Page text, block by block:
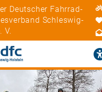
Deutscher Fahrrad-
Schleswig-
V.